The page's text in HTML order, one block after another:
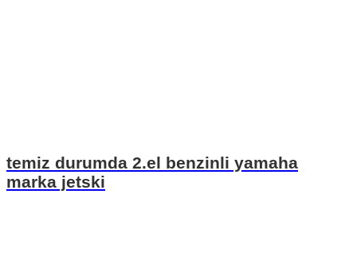
temiz durumda 2.el benzinli yamaha
marka jetski